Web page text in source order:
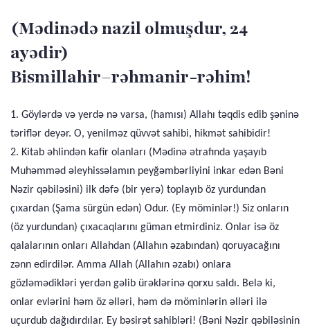
(Mədinədə nazil olmuşdur, 24
ayədir)
Bismillahir–rəhmanir-rəhim!
1. Göylərdə və yerdə nə varsa, (hamısı) Allahı təqdis edib şəninə
təriflər deyər. O, yenilməz qüvvət sahibi, hikmət sahibidir!
2. Kitab əhlindən kafir olanları (Mədinə ətrafında yaşayıb
Muhəmməd əleyhissəlamın peyğəmbərliyini inkar edən Bəni
Nəzir qəbiləsini) ilk dəfə (bir yerə) toplayıb öz yurdundan
çıxardan (Şama sürgün edən) Odur. (Ey möminlər!) Siz onların
(öz yurdundan) çıxacaqlarını güman etmirdiniz. Onlar isə öz
qalalarının onları Allahdan (Allahın əzabından) qoruyacağını
zənn edirdilər. Amma Allah (Allahın əzabı) onlara
gözləmədikləri yerdən gəlib ürəklərinə qorxu saldı. Belə ki,
onlar evlərini həm öz əlləri, həm də möminlərin əlləri ilə
uçurdub dağıdırdılar. Ey bəsirət sahibləri! (Bəni Nəzir qəbiləsinin